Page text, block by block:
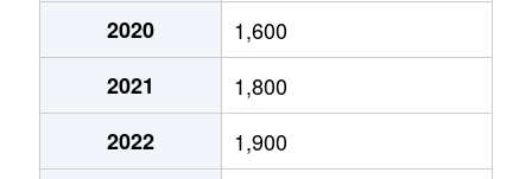
4,700万円
390万円
700万円
2020
1,600
2021
1,800
2022
1,900